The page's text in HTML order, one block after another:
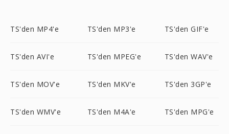
TS'den MP4'e TS'den MP3'e TS'den GIF'e
TS'den AVI'e TS'den MPEG'e TS'den WAV'e
TS'den MOV'e TS'den MKV'e TS'den 3GP'e
TS'den WMV'e TS'den M4A'e TS'den MPG'e